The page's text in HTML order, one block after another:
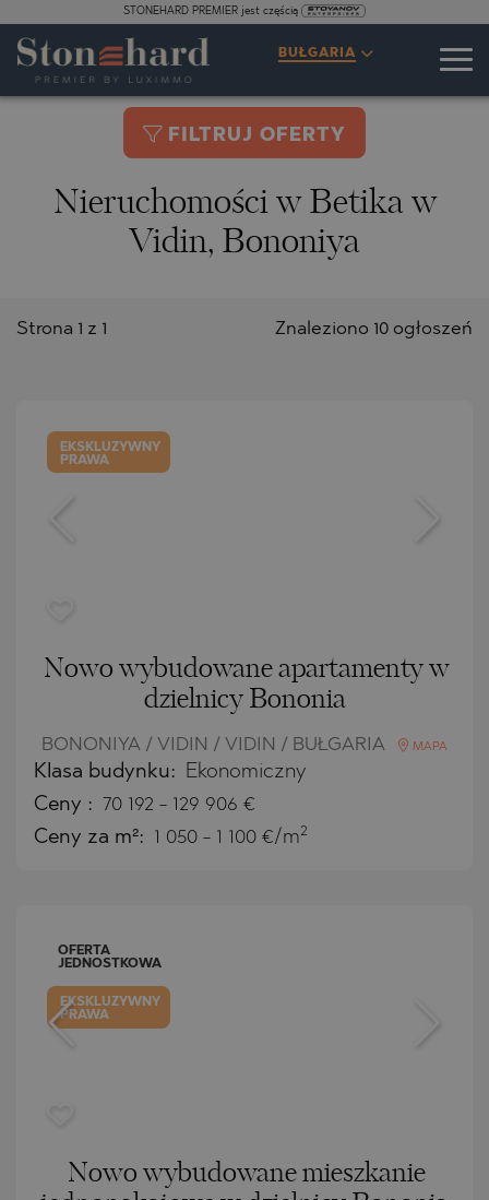
STONEHARD PREMIER jest częścią
BUŁGARIA
FILTRUJ OFERTY
Nieruchomości w Betika w
Vidin, Bononiya
Znaleziono 10 ogłoszeń
Strona 1 z 1
EKSKLUZYWNY
PRAWA
Nowo wybudowane apartamenty w
dzielnicy Bononia
BONONIYA / VIDIN / VIDIN / BUŁGARIA MAPA
Klasa budynku: Ekonomiczny
Ceny : 70 192 - 129 906 €
Ceny za m²: 1 050 - 1 100 €/m2
OFERTA
JEDNOSTKOWA
EKSKLUZYWNY
PRAWA
Nowo wybudowane mieszkanie